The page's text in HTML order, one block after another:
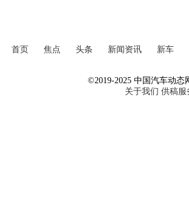
首页 焦点 头条 新闻资讯 新车
©2019-2025 中国汽车动态
关于我们 供稿服